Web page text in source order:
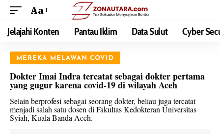
Aa
Jelajahi Konten Pantau Iklim Data Sulut Cyber
MEREKA MELAWAN COVID
Dokter Imai Indra tercatat sebagai dokter pertama
yang gugur karena covid-19 di wilayah Aceh
Selain berprofesi sebagai seorang dokter, beliau juga tercatat
menjadi salah satu dosen di Fakultas Kedokteran Universitas
Syiah, Kuala Banda Aceh.